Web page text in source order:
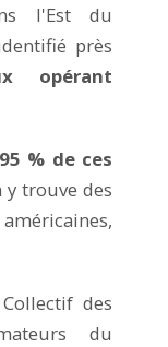
l'Est du
près
opérant
95 % de ces
y trouve des
des
du